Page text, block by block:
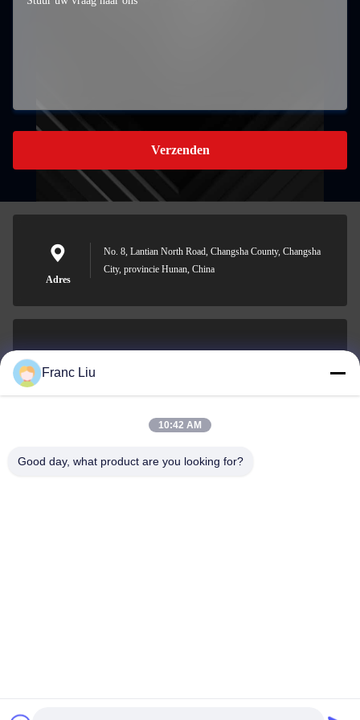
Verzenden
Adres
No. 8, Lantian North Road, Changsha County, Changsha
City, provincie Hunan, China
0086-15367845621
Franc Liu
10:42 AM
Good day, what product are you looking for?